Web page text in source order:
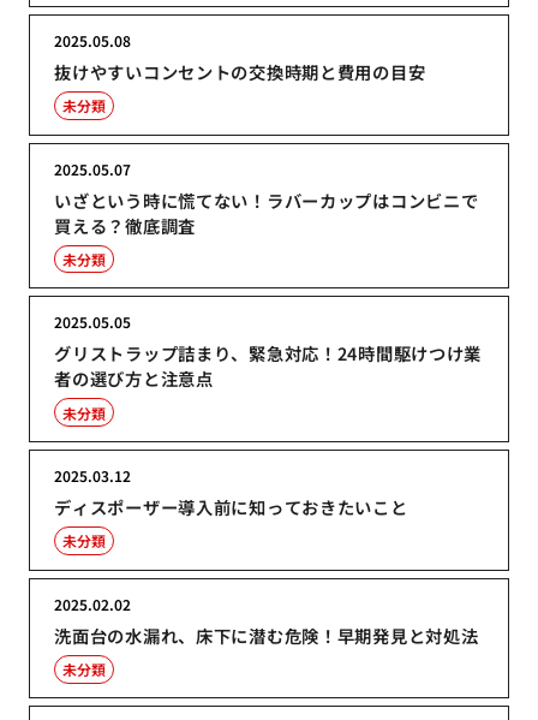
抜けやすいコンセントの交換時期と費用の目安
2025.05.08
未分類
いざという時に慌てない！ラバーカップはコンビニで
買える？徹底調査
2025.05.07
未分類
グリストラップ詰まり、緊急対応！24時間駆けつけ業
者の選び方と注意点
2025.05.05
未分類
ディスポーザー導入前に知っておきたいこと
2025.03.12
未分類
洗面台の水漏れ、床下に潜む危険！早期発見と対処法
2025.02.02
未分類